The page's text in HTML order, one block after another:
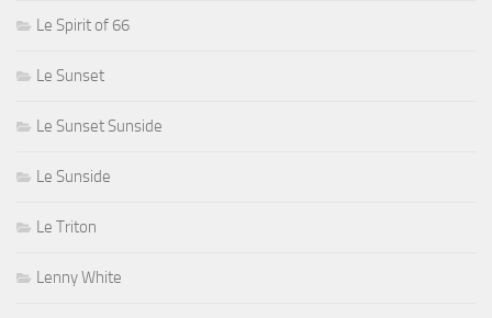
Le Spirit of 66
Le Sunset
Le Sunset Sunside
Le Sunside
Le Triton
Lenny White